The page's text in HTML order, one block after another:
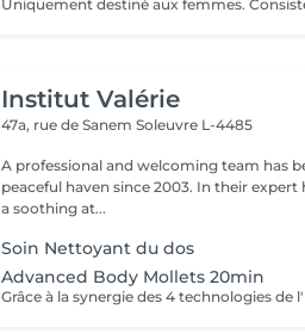
Institut Valérie
47a, rue de SanemSoleuvre L-4485
A professional and welcoming team has
peaceful haven since 2003. In their expert
a soothing at...
Soin Nettoyant du dos
Advanced Body Mollets 20min